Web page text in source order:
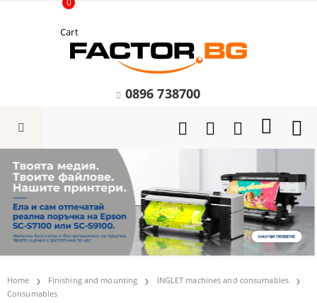
Cart
0
0896 738700
Home Finishing and mounting
INGLET machines and consumables
Consumables